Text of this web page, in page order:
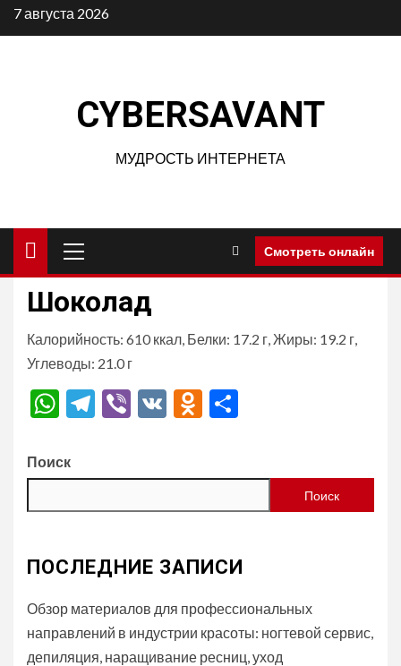
Перейти
к
7 августа 2026
CYBERSAVANT
МУДРОСТЬ ИНТЕРНЕТА
меню
Смотреть онлайн
Шоколад
Калорийность: 610 ккал, Белки: 17.2 г, Жиры: 19.2 г,
Углеводы: 21.0 г
WhatsApp
Telegram
Viber
VK Odnoklassniki
Поиск
Поиск
ПОСЛЕДНИЕ ЗАПИСИ
Обзор материалов для профессиональных
направлений в индустрии красоты: ногтевой сервис,
депиляция, наращивание ресниц, уход